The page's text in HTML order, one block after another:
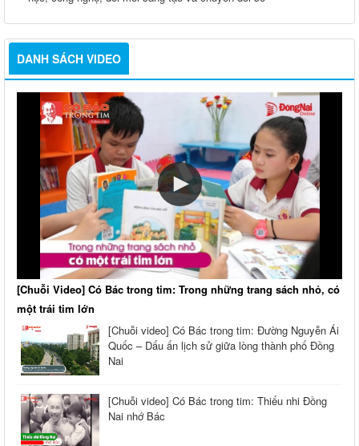
DANH SÁCH VIDEO
[Chuỗi Video] Có Bác trong tim: Trong những trang sách nhỏ, có
một trái tim lớn
[Chuỗi video] Có Bác trong tim: Đường Nguyễn Ái
Quốc – Dấu ấn lịch sử giữa lòng thành phố Đồng
Nai
[Chuỗi video] Có Bác trong tim: Thiếu nhi Đồng
Nai nhớ Bác